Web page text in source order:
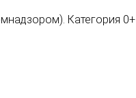
Категория 0+